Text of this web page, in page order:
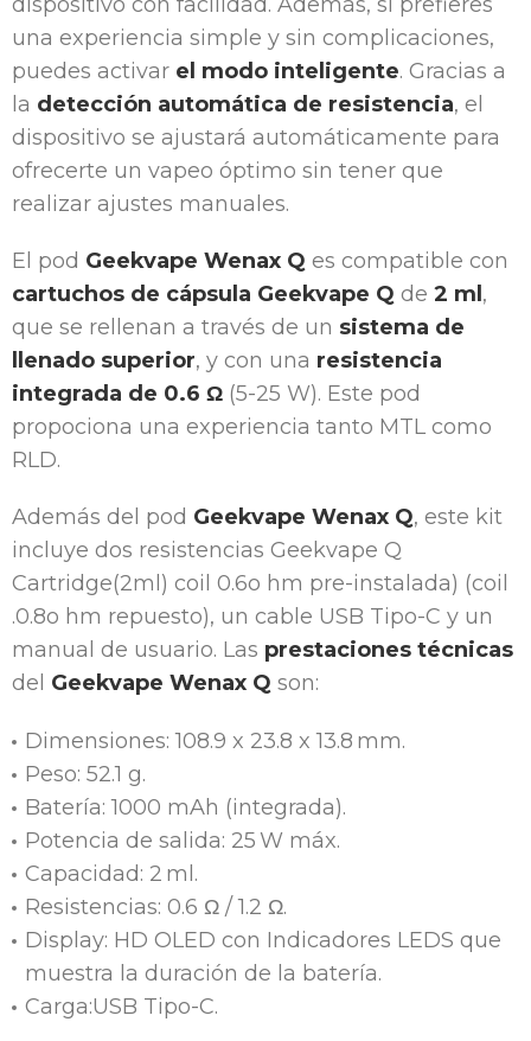
una experiencia simple y sin complicaciones,
puedes activar el modo inteligente. Gracias a
la detección automática de resistencia, el
dispositivo se ajustará automáticamente para
ofrecerte un vapeo óptimo sin tener que
realizar ajustes manuales.
El pod Geekvape Wenax Q es compatible con
cartuchos de cápsula Geekvape Q de 2 ml ,
que se rellenan a través de un sistema de
llenado superior, y con una resistencia
integrada de 0.6 Ω (5-25 W). Este pod
propociona una experiencia tanto MTL como
RLD.
Además del pod Geekvape Wenax Q, este kit
incluye dos resistencias Geekvape Q
Cartridge(2ml) coil 0.6o hm pre-instalada) (coil
.0.8o hm repuesto), un cable USB Tipo-C y un
manual de usuario. Las prestaciones técnicas
del Geekvape Wenax Q son:
Dimensiones: 108.9 x 23.8 x 13.8 mm.
Peso: 52.1 g.
Batería: 1000 mAh (integrada).
Potencia de salida: 25 W máx.
Capacidad: 2 ml.
Resistencias: 0.6 Ω / 1.2 Ω.
Display: HD OLED con Indicadores LEDS que
muestra la duración de la batería.
Carga:USB Tipo-C.